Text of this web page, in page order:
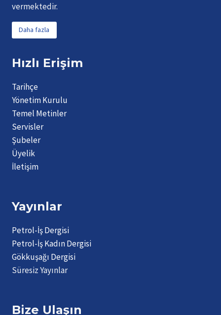
vermektedir.
Daha fazla
Hızlı Erişim
Tarihçe
Yönetim Kurulu
Temel Metinler
Servisler
Şubeler
Üyelik
İletişim
Yayınlar
Petrol-İş Dergisi
Petrol-İş Kadın Dergisi
Gökkuşağı Dergisi
Süresiz Yayınlar
Bize Ulaşın